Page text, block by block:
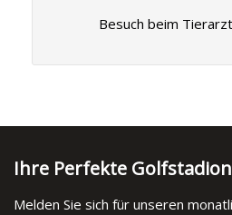
Besuch beim
Ihre Perfekte
Melden Sie sich für unseren